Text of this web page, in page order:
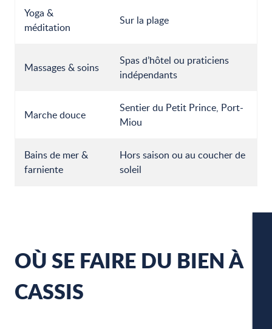
Yoga &
méditation
Sur la plage
Massages & soins
Spas d’hôtel ou praticiens
indépendants
Marche douce
Sentier du Petit Prince, Port-
Miou
Bains de mer &
farniente
Hors saison ou au coucher de
soleil
OÙ SE FAIRE DU BIEN À
CASSIS